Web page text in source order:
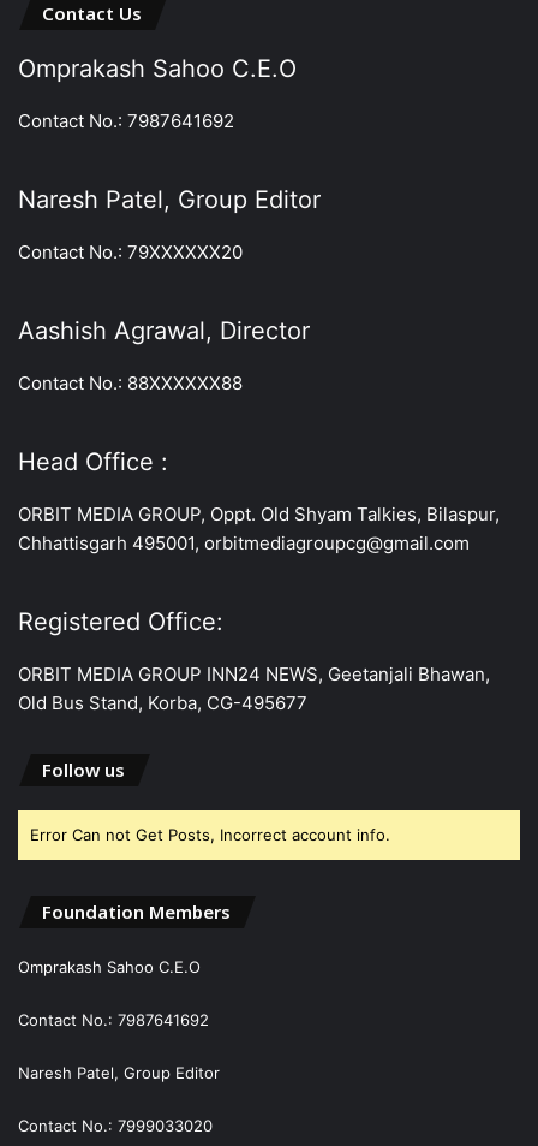
Contact Us
Omprakash Sahoo C.E.O
Contact No.: 7987641692
Naresh Patel, Group Editor
Contact No.: 79XXXXXX20
Aashish Agrawal, Director
Contact No.: 88XXXXXX88
Head Office :
ORBIT MEDIA GROUP, Oppt. Old Shyam Talkies, Bilaspur,
Chhattisgarh 495001, orbitmediagroupcg@gmail.com
Registered Office:
ORBIT MEDIA GROUP INN24 NEWS, Geetanjali Bhawan,
Old Bus Stand, Korba, CG-495677
Follow us
Error Can not Get Posts, Incorrect account info.
Foundation Members
Omprakash Sahoo C.E.O
Contact No.: 7987641692
Naresh Patel, Group Editor
Contact No.: 7999033020